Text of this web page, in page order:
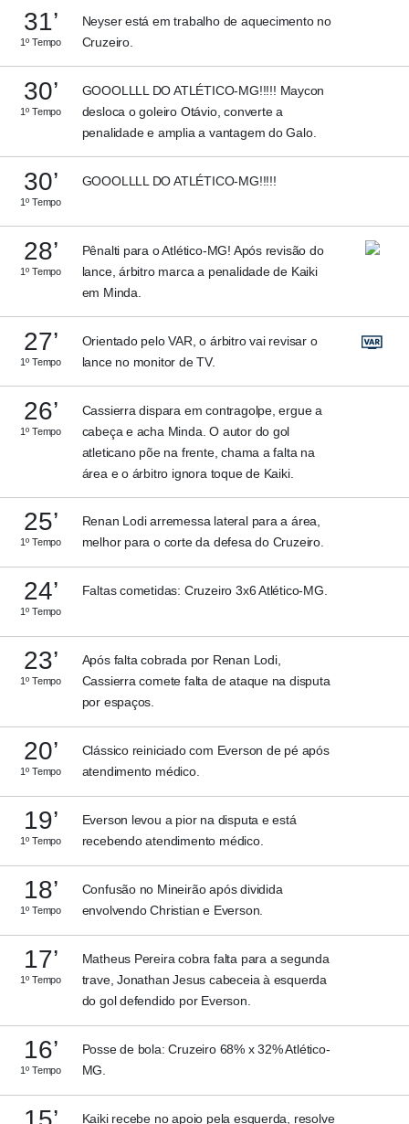
31’
1º Tempo
Neyser está em trabalho de aquecimento no
Cruzeiro.
30’
1º Tempo
GOOOLLLL DO ATLÉTICO-MG!!!!! Maycon
desloca o goleiro Otávio, converte a
penalidade e amplia a vantagem do Galo.
30’
1º Tempo
GOOOLLLL DO ATLÉTICO-MG!!!!!
28’
1º Tempo
Pênalti para o Atlético-MG! Após revisão do
lance, árbitro marca a penalidade de Kaiki
em Minda.
27’
1º Tempo
Orientado pelo VAR, o árbitro vai revisar o
lance no monitor de TV.
26’
1º Tempo
Cassierra dispara em contragolpe, ergue a
cabeça e acha Minda. O autor do gol
atleticano põe na frente, chama a falta na
área e o árbitro ignora toque de Kaiki.
25’
1º Tempo
Renan Lodi arremessa lateral para a área,
melhor para o corte da defesa do Cruzeiro.
24’
1º Tempo
Faltas cometidas: Cruzeiro 3x6 Atlético-MG.
23’
1º Tempo
Após falta cobrada por Renan Lodi,
Cassierra comete falta de ataque na disputa
por espaços.
20’
1º Tempo
Clássico reiniciado com Everson de pé após
atendimento médico.
19’
1º Tempo
Everson levou a pior na disputa e está
recebendo atendimento médico.
18’
1º Tempo
Confusão no Mineirão após dividida
envolvendo Christian e Everson.
17’
1º Tempo
Matheus Pereira cobra falta para a segunda
trave, Jonathan Jesus cabeceia à esquerda
do gol defendido por Everson.
16’
1º Tempo
Posse de bola: Cruzeiro 68% x 32% Atlético-
MG.
Kaiki recebe no apoio pela esquerda, resolve